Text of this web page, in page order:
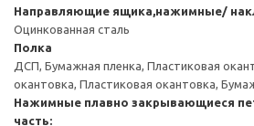
Направляющие ящика,нажимные/
Оцинкованная сталь
Полка
ДСП, Бумажная пленка, Пластиковая
окантовка, Пластиковая окантовка,
Нажимные плавно закрывающиеся
часть: